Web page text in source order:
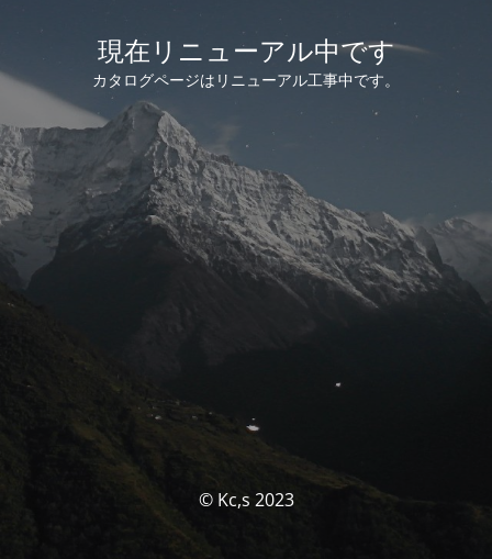
現在リニューアル中です
カタログページはリニューアル工事中です。
© Kc,s 2023